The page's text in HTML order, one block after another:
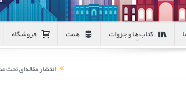
کتاب ها و جزوات همت فروشگاه
انتشار مقاله‌ای